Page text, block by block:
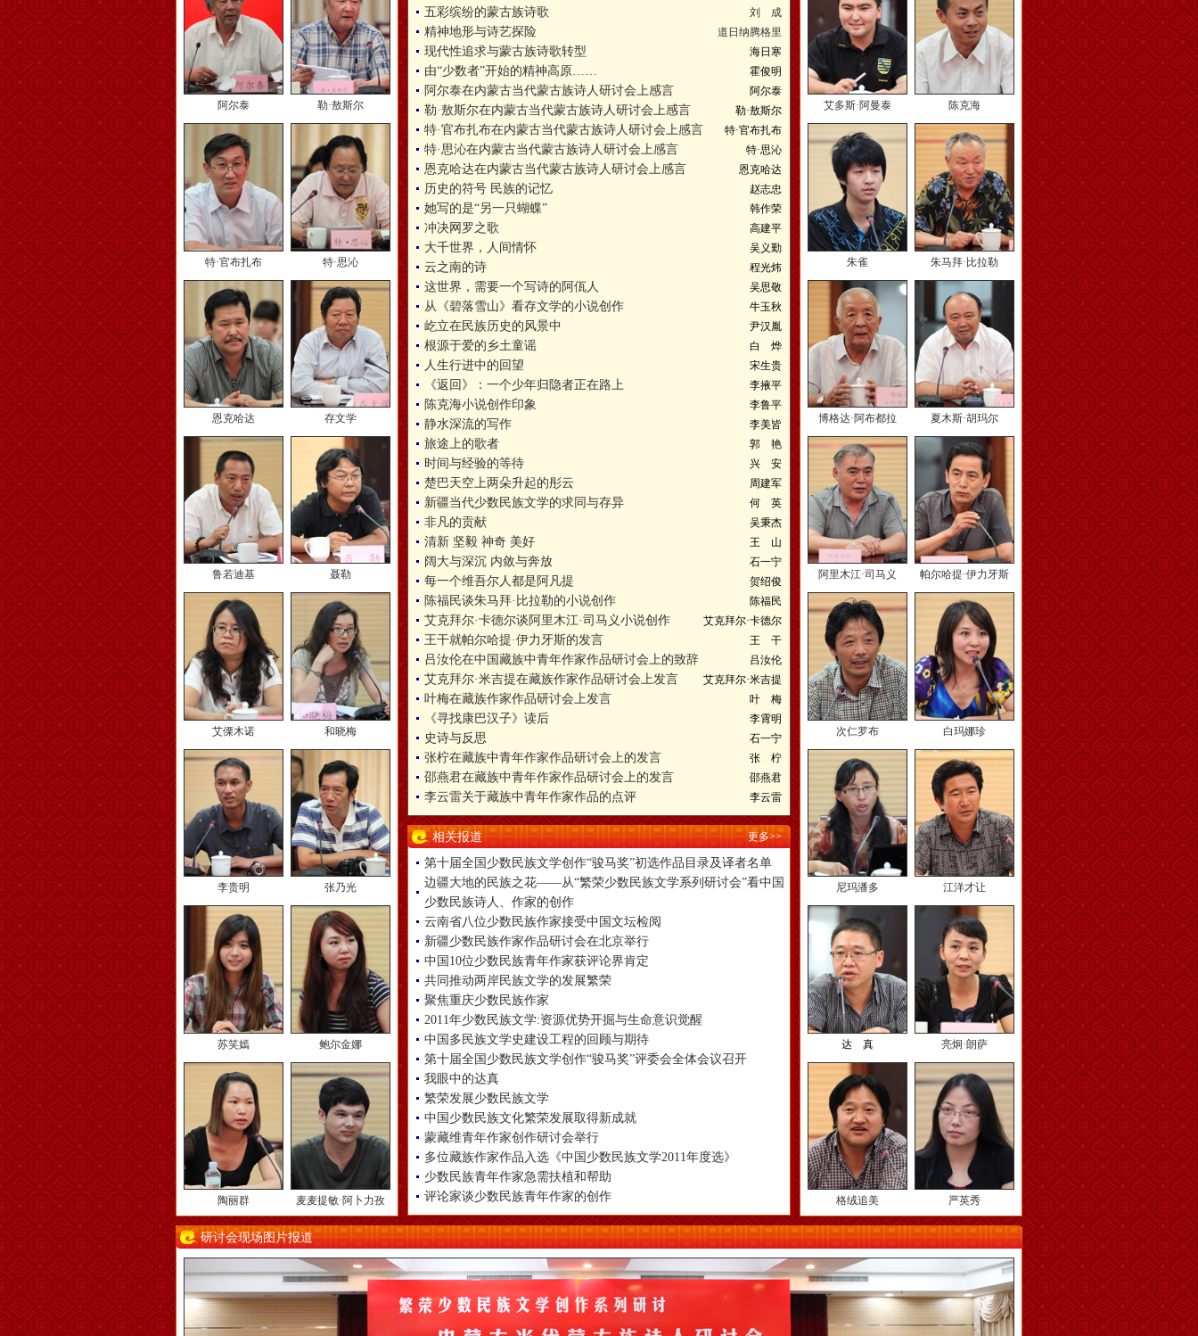
阿尔泰 勒·敖斯尔
特·官布扎布 特·思沁
恩克哈达 存文学
鲁若迪基 聂勒
艾傈木诺 和晓梅
李贵明 张乃光
苏笑嫣 鲍尔金娜
陶丽群 麦麦提敏·阿卜力孜
刘 成
五彩缤纷的蒙古族诗歌
道日纳腾格里
精神地形与诗艺探险
海日寒
现代性追求与蒙古族诗歌转型
霍俊明
由“少数者”开始的精神高原……
阿尔泰
阿尔泰在内蒙古当代蒙古族诗人研讨会上感言
勒·敖斯尔
勒·敖斯尔在内蒙古当代蒙古族诗人研讨会上感言
特·官布扎布
特·官布扎布在内蒙古当代蒙古族诗人研讨会上感言
特·思沁
特·思沁在内蒙古当代蒙古族诗人研讨会上感言
恩克哈达
恩克哈达在内蒙古当代蒙古族诗人研讨会上感言
赵志忠
历史的符号 民族的记忆
韩作荣
她写的是“另一只蝴蝶”
高建平
冲决网罗之歌
吴义勤
大千世界，人间情怀
程光炜
云之南的诗
吴思敬
这世界，需要一个写诗的阿佤人
牛玉秋
从《碧落雪山》看存文学的小说创作
尹汉胤
屹立在民族历史的风景中
白 烨
根源于爱的乡土童谣
宋生贵
人生行进中的回望
李掖平
《返回》：一个少年归隐者正在路上
李鲁平
陈克海小说创作印象
李美皆
静水深流的写作
郭 艳
旅途上的歌者
兴 安
时间与经验的等待
周建军
楚巴天空上两朵升起的彤云
何 英
新疆当代少数民族文学的求同与存异
吴秉杰
非凡的贡献
王 山
清新 坚毅 神奇 美好
石一宁
阔大与深沉 内敛与奔放
贺绍俊
每一个维吾尔人都是阿凡提
陈福民
陈福民谈朱马拜·比拉勒的小说创作
艾克拜尔·卡德尔
艾克拜尔·卡德尔谈阿里木江·司马义小说创作
王 干
王干就帕尔哈提·伊力牙斯的发言
吕汝伦
吕汝伦在中国藏族中青年作家作品研讨会上的致辞
艾克拜尔·米吉提
艾克拜尔·米吉提在藏族作家作品研讨会上发言
叶 梅
叶梅在藏族作家作品研讨会上发言
李霄明
《寻找康巴汉子》读后
石一宁
史诗与反思
张 柠
张柠在藏族中青年作家作品研讨会上的发言
邵燕君
邵燕君在藏族中青年作家作品研讨会上的发言
李云雷
李云雷关于藏族中青年作家作品的点评
相关报道 更多>>
第十届全国少数民族文学创作“骏马奖”初选作品目录及译者名单
边疆大地的民族之花——从“繁荣少数民族文学系列研讨会”看中国
少数民族诗人、作家的创作
云南省八位少数民族作家接受中国文坛检阅
新疆少数民族作家作品研讨会在北京举行
中国10位少数民族青年作家获评论界肯定
共同推动两岸民族文学的发展繁荣
聚焦重庆少数民族作家
2011年少数民族文学:资源优势开掘与生命意识觉醒
中国多民族文学史建设工程的回顾与期待
第十届全国少数民族文学创作“骏马奖”评委会全体会议召开
我眼中的达真
繁荣发展少数民族文学
中国少数民族文化繁荣发展取得新成就
蒙藏维青年作家创作研讨会举行
多位藏族作家作品入选《中国少数民族文学2011年度选》
少数民族青年作家急需扶植和帮助
评论家谈少数民族青年作家的创作
艾多斯·阿曼泰 陈克海
朱雀 朱马拜·比拉勒
博格达·阿布都拉 夏木斯·胡玛尔
阿里木江·司马义 帕尔哈提·伊力牙斯
次仁罗布 白玛娜珍
尼玛潘多 江洋才让
达 真 亮炯·朗萨
格绒追美 严英秀
研讨会现场图片报道